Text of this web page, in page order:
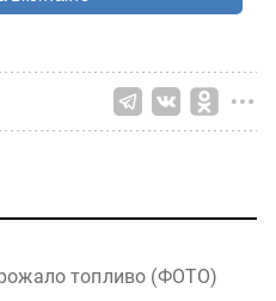
топливо (ФОТО)